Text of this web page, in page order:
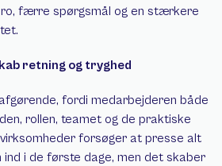
færre spørgsmål og en stærkere
retning og tryghed
fordi medarbejderen både
rollen, teamet og de praktiske
forsøger at presse alt
i de første dage, men det skaber